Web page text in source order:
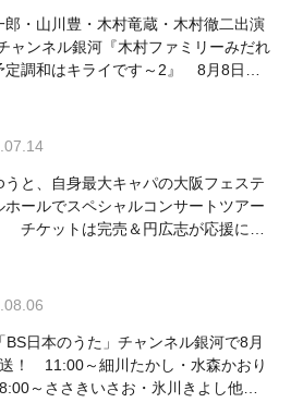
郎・山川豊・木村竜蔵・木村徹二出演
ャンネル銀河『木村ファミリーみだれ
定調和はキライです～2』 8月8日
うと、自身最大キャパの大阪フェステ
ホールでスペシャルコンサートツアー
チケットは完売＆円広志が応援に、
BS日本のうた」チャンネル銀河で8月
！ 11:00～細川たかし・水森かおり
～ささきいさお・氷川きよし他登